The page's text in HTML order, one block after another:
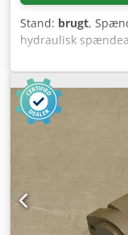
Stand: brugt,
hydraulisk
svingcylinder,
spændeanordning:
Svingklemme:
Hawe DZ3-1R -
220/65/H165 mm /
560/370/H160 mm